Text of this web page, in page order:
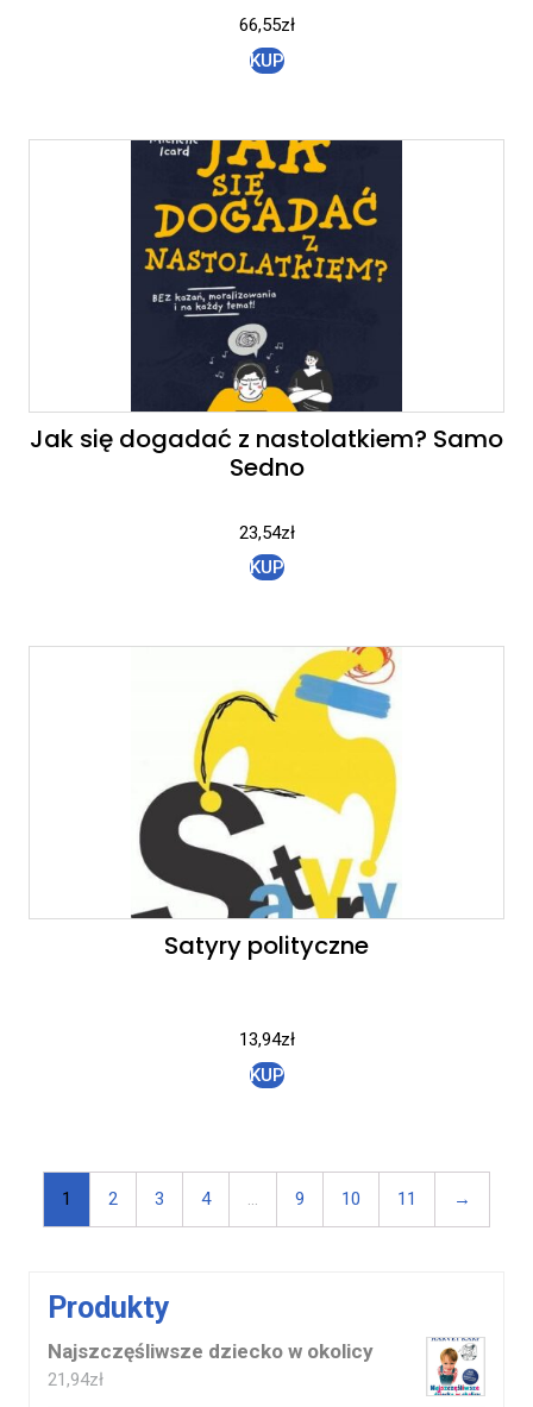
66,55zł
KUP
Jak się dogadać z nastolatkiem? Samo
Sedno
23,54zł
KUP
Satyry polityczne
13,94zł
KUP
1 2 3 4 … 9 10 11 →
Produkty
Najszczęśliwsze dziecko w okolicy
21,94zł